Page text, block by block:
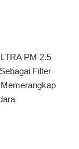
PM 2.5
Filter